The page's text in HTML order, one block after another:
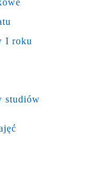
I roku
studiów